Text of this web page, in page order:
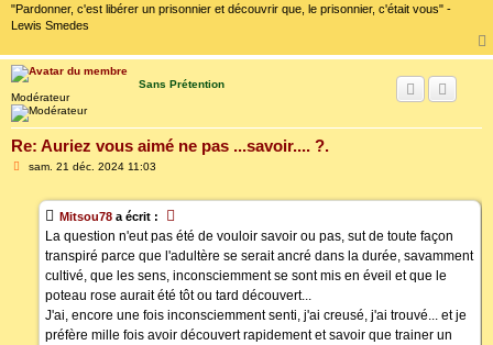
"Pardonner, c'est libérer un prisonnier et découvrir que, le prisonnier, c'était vous" -
Lewis Smedes
Sans Prétention
Modérateur
Re: Auriez vous aimé ne pas ...savoir.... ?.
Msam. 21 déc. 2024 11:03
Mitsou78 a écrit :
La question n'eut pas été de vouloir savoir ou pas, sut de toute façon
transpiré parce que l'adultère se serait ancré dans la durée, savamment
cultivé, que les sens, inconsciemment se sont mis en éveil et que le
poteau rose aurait été tôt ou tard découvert...
J'ai, encore une fois inconsciemment senti, j'ai creusé, j'ai trouvé... et je
préfère mille fois avoir découvert rapidement et savoir que trainer un